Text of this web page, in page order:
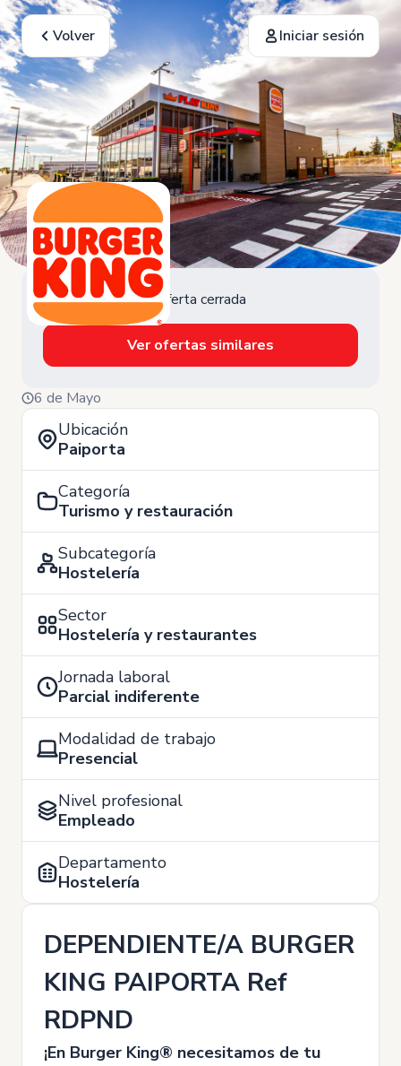
Volver Iniciar sesión
Oferta cerrada
Ver ofertas similares
6 de Mayo
Ubicación
Paiporta
Categoría
Turismo y restauración
Subcategoría
Hostelería
Sector
Hostelería y restaurantes
Jornada laboral
Parcial indiferente
Modalidad de trabajo
Presencial
Nivel profesional
Empleado
Departamento
Hostelería
DEPENDIENTE/A BURGER
KING PAIPORTA Ref
RDPND
¡En Burger King® necesitamos de tu